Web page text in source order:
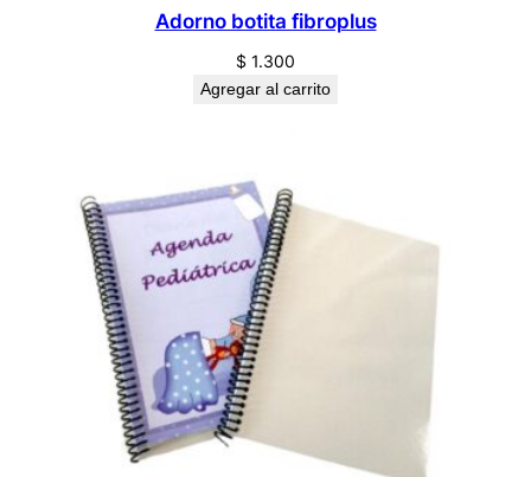
Adorno botita fibroplus
$ 1.300
Agregar al carrito